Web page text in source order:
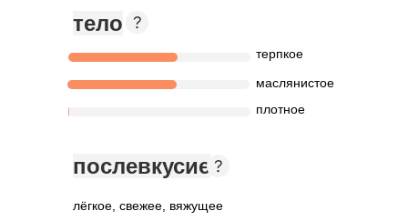
плотное
терпкое
маслянистое
тело
послевкусие
лёгкое, свежее, вяжущее